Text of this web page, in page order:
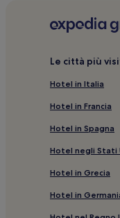
Centro
Piccola
Baiyoke
Central
Stazione
Le città più
Hotel in Italia
Hotel in Francia
Hotel in Spagna
Hotel negli Stati
Hotel in Grecia
Hotel in